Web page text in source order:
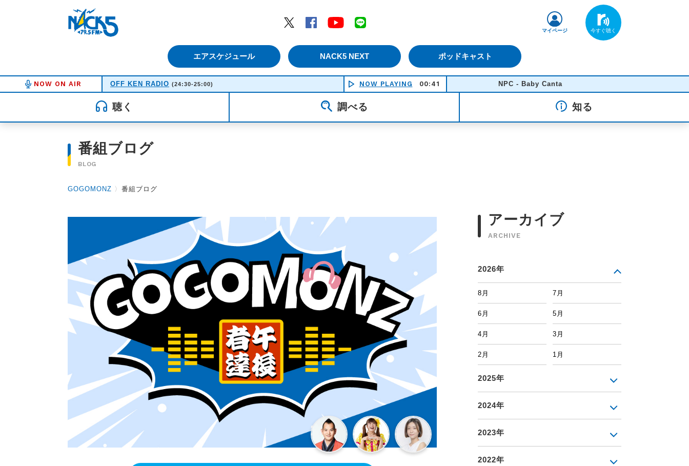
Twitter
Facebook YouTube
エアスケジュール NACK5 NEXT ポッドキャスト
マイページ
NOW ON AIR OFF KEN RADIO (24:30-25:00) NOW PLAYING 00:41 NPC - Baby Canta
聴く 調べる 知る
番組ブログ
BLOG
GOGOMONZ 〉 番組ブログ
アーカイブ
ARCHIVE
2026年
8月 7月
6月 5月
4月 3月
2月 1月
2025年
2024年
2023年
2022年